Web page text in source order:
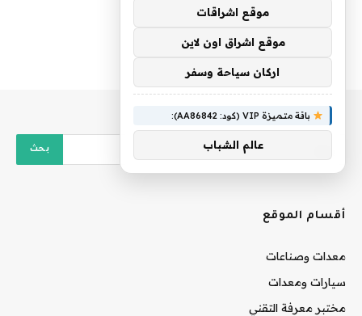
أقسام الموقع
معدات وصناعات
سيارات ومعدات
مختبر معرفة التقني
موقع اشراقات
موقع اشراق اون لاين
اركان سياحة وسفر
باقة متميزة VIP (كود: AA86842):
عالم الشباب